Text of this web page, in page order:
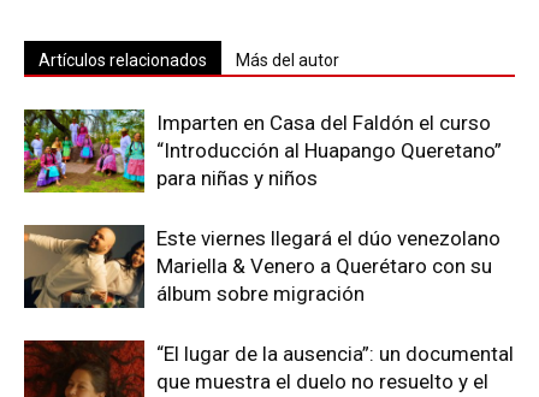
Artículos relacionados Más del autor
Imparten en Casa del Faldón el curso
“Introducción al Huapango Queretano”
para niñas y niños
Este viernes llegará el dúo venezolano
Mariella & Venero a Querétaro con su
álbum sobre migración
“El lugar de la ausencia”: un documental
que muestra el duelo no resuelto y el